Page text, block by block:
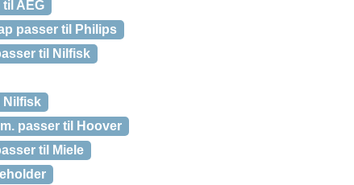
AEG
passer til Philips
til Nilfisk
Nilfisk
passer til Hoover
til Miele